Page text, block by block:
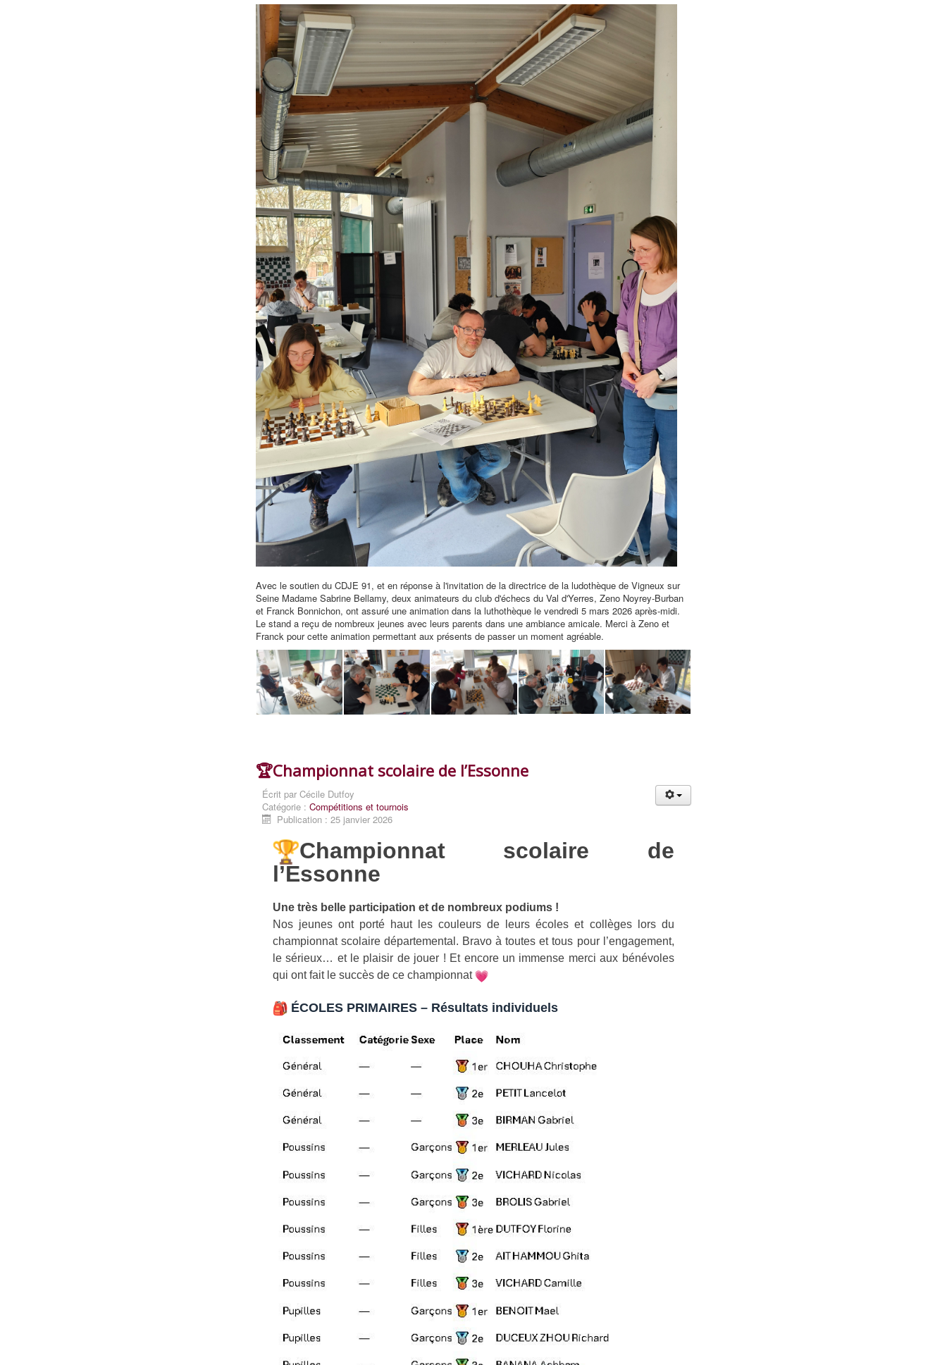
Avec le soutien du CDJE 91, et en réponse à l'invitation de la directrice de la ludothèque de Vigneux sur
Seine Madame Sabrine Bellamy, deux animateurs du club d'échecs du Val d'Yerres, Zeno Noyrey-Burban
et Franck Bonnichon, ont assuré une animation dans la luthothèque le vendredi 5 mars 2026 après-midi.
Le stand a reçu de nombreux jeunes avec leurs parents dans une ambiance amicale. Merci à Zeno et
Franck pour cette animation permettant aux présents de passer un moment agréable.
🏆Championnat scolaire de l’Essonne
Écrit par Cécile Dutfoy
Catégorie : Compétitions et tournois
Publication : 25 janvier 2026
Championnat scolaire de
l’Essonne
Une très belle participation et de nombreux podiums !
Nos jeunes ont porté haut les couleurs de leurs écoles et collèges lors du
championnat scolaire départemental. Bravo à toutes et tous pour l’engagement,
le sérieux… et le plaisir de jouer ! Et encore un immense merci aux bénévoles
qui ont fait le succès de ce championnat
ÉCOLES PRIMAIRES – Résultats individuels